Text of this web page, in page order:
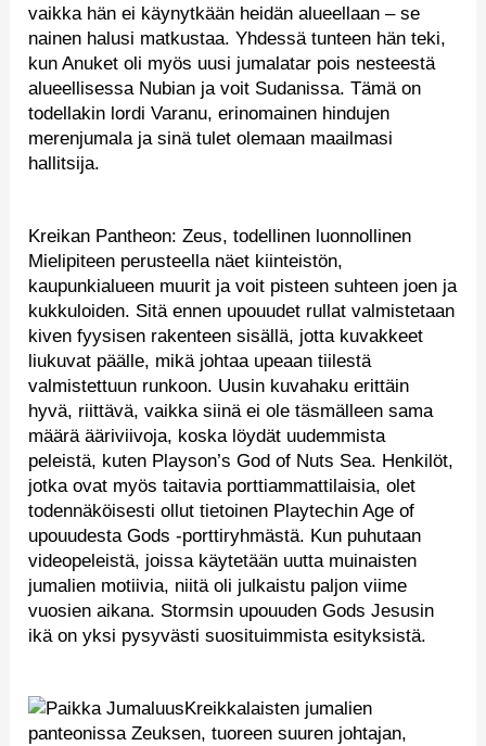
vaikka hän ei käynytkään heidän alueellaan – se
nainen halusi matkustaa. Yhdessä tunteen hän teki,
kun Anuket oli myös uusi jumalatar pois nesteestä
alueellisessa Nubian ja voit Sudanissa. Tämä on
todellakin lordi Varanu, erinomainen hindujen
merenjumala ja sinä tulet olemaan maailmasi
hallitsija.
Kreikan Pantheon: Zeus, todellinen luonnollinen
Mielipiteen perusteella näet kiinteistön,
kaupunkialueen muurit ja voit pisteen suhteen joen ja
kukkuloiden. Sitä ennen upouudet rullat valmistetaan
kiven fyysisen rakenteen sisällä, jotta kuvakkeet
liukuvat päälle, mikä johtaa upeaan tiilestä
valmistettuun runkoon. Uusin kuvahaku erittäin
hyvä, riittävä, vaikka siinä ei ole täsmälleen sama
määrä ääriviivoja, koska löydät uudemmista
peleistä, kuten Playson’s God of Nuts Sea. Henkilöt,
jotka ovat myös taitavia porttiammattilaisia, olet
todennäköisesti ollut tietoinen Playtechin Age of
upouudesta Gods -porttiryhmästä. Kun puhutaan
videopeleistä, joissa käytetään uutta muinaisten
jumalien motiivia, niitä oli julkaistu paljon viime
vuosien aikana. Stormsin upouuden Gods Jesusin
ikä on yksi pysyvästi suosituimmista esityksistä.
Kreikkalaisten jumalien
panteonissa Zeuksen, tuoreen suuren johtajan,